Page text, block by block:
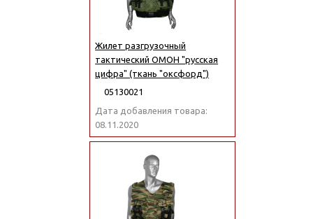
Жилет разгрузочный
тактический ОМОН "русская
цифра" (ткань "оксфорд")
05130021
Дата добавления товара:
08.11.2020